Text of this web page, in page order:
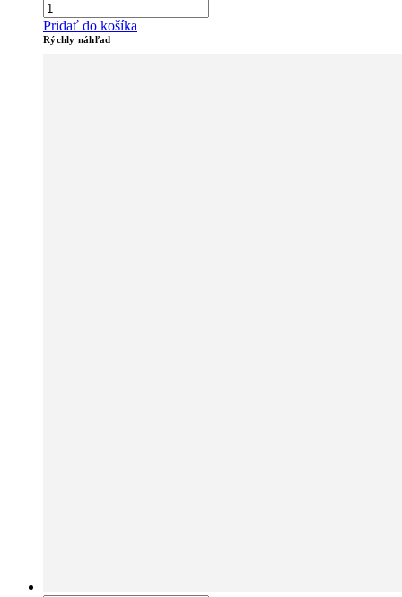
Pridať do košíka
Rýchly náhľad